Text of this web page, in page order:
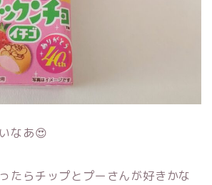
なあ😍
たらチップとプーさんが好きかな